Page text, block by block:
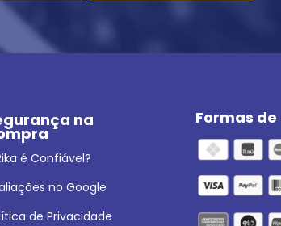
na
é Confiável?
no Google
de Privacidade
Formas